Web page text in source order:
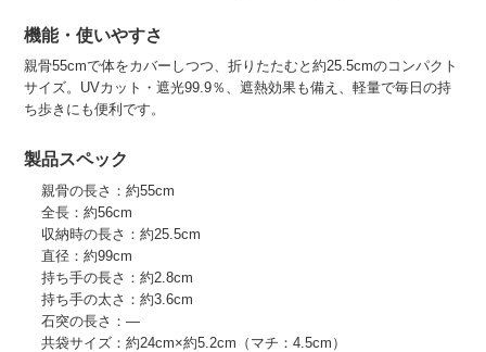
機能・使いやすさ
親骨55cmで体をカバーしつつ、折りたたむと約25.5cmのコンパクト
サイズ。UVカット・遮光99.9％、遮熱効果も備え、軽量で毎日の持
ち歩きにも便利です。
製品スペック
親骨の長さ：約55cm
全長：約56cm
収納時の長さ：約25.5cm
直径：約99cm
持ち手の長さ：約2.8cm
持ち手の太さ：約3.6cm
石突の長さ：―
共袋サイズ：約24cm×約5.2cm（マチ：4.5cm）